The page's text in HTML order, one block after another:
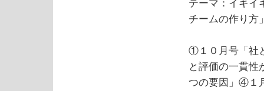
テーマ：イキイ
チームの作り方
①１０月号「社
と評価の一貫
つの要因」④１